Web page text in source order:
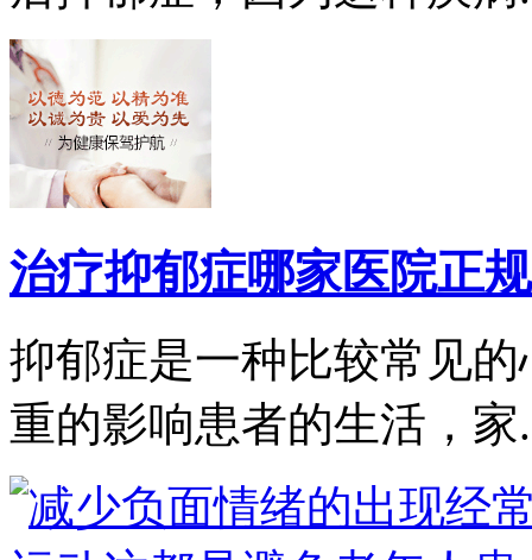
治疗抑郁症哪家医院正
抑郁症是一种比较常见
重的影响患者的生活，